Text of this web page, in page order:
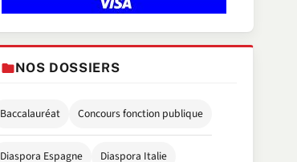
NOS DOSSIERS
Baccalauréat Concours fonction publique
Diaspora Espagne Diaspora Italie